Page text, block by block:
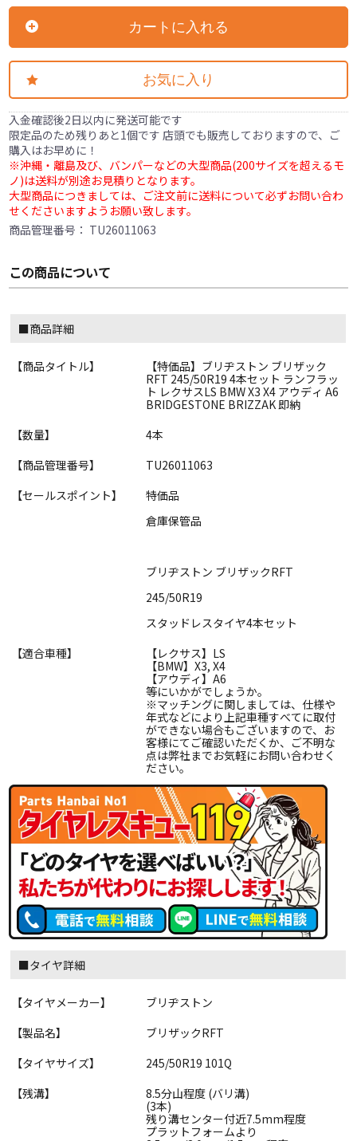
カートに入れる
お気に入り
入金確認後2日以内に発送可能です
限定品のため残りあと1個です 店頭でも販売しておりますので、ご
購入はお早めに！
※沖縄・離島及び、バンパーなどの大型商品(200サイズを超えるモ
ノ)は送料が別途お見積りとなります。
大型商品につきましては、ご注文前に送料について必ずお問い合わ
せくださいますようお願い致します。
商品管理番号： TU26011063
この商品について
■商品詳細
【商品タイトル】
【特価品】ブリヂストン ブリザック
RFT 245/50R19 4本セット ランフラッ
ト レクサスLS BMW X3 X4 アウディ A6
BRIDGESTONE BRIZZAK 即納
【数量】
4本
【商品管理番号】
TU26011063
【セールスポイント】
特価品
倉庫保管品
ブリヂストン ブリザックRFT
245/50R19
スタッドレスタイヤ4本セット
【適合車種】
【レクサス】LS
【BMW】X3, X4
【アウディ】A6
等にいかがでしょうか。
※マッチングに関しましては、仕様や
年式などにより上記車種すべてに取付
ができない場合もございますので、お
客様にてご確認いただくか、ご不明な
点は弊社までお気軽にお問い合わせく
ださい。
■タイヤ詳細
【タイヤメーカー】
ブリヂストン
【製品名】
ブリザックRFT
【タイヤサイズ】
245/50R19 101Q
【残溝】
8.5分山程度 (バリ溝)
(3本)
残り溝センター付近7.5mm程度
プラットフォームより